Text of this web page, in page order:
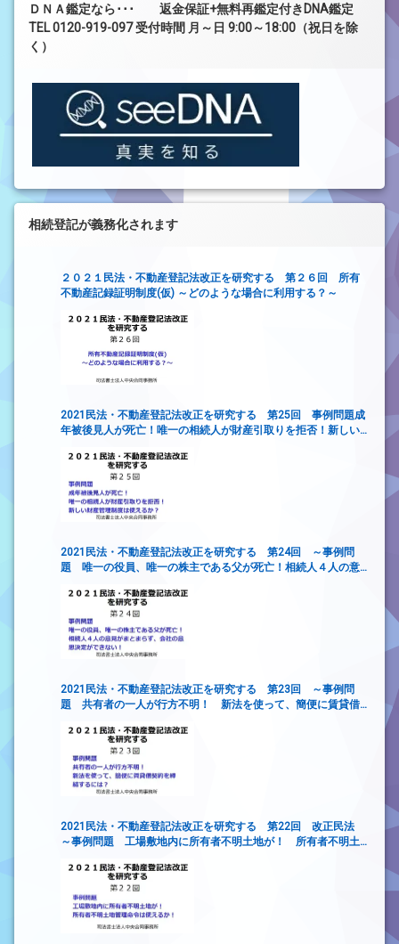
ＤＮＡ鑑定なら･･･ 返金保証+無料再鑑定付きDNA鑑定
TEL 0120-919-097 受付時間 月～日 9:00～18:00（祝日を除
く）
相続登記が義務化されます
２０２１民法・不動産登記法改正を研究する 第２６回 所有
不動産記録証明制度(仮) ～どのような場合に利用する？～
2021民法・不動産登記法改正を研究する 第25回 事例問題成
年被後見人が死亡！唯一の相続人が財産引取りを拒否！新しい
2021民法・不動産登記法改正を研究する 第24回 ～事例問
題 唯一の役員、唯一の株主である父が死亡！相続人４人の意
2021民法・不動産登記法改正を研究する 第23回 ～事例問
題 共有者の一人が行方不明！ 新法を使って、簡便に賃貸借
2021民法・不動産登記法改正を研究する 第22回 改正民法
～事例問題 工場敷地内に所有者不明土地が！ 所有者不明土